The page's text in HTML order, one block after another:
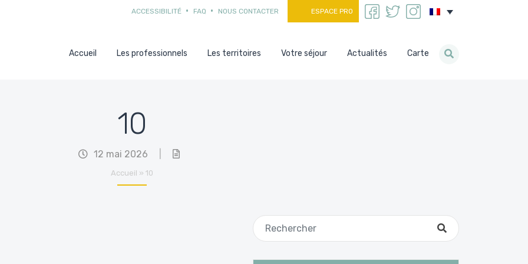
ACCESSIBILITÉ FAQ NOUS CONTACTER ESPACE PRO
Accueil Les professionnels Les territoires Votre séjour Actualités Carte
10
12 mai 2026
Accueil » 10